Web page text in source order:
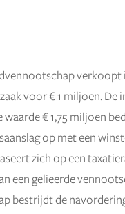
verkoopt
voor € 1 miljoen. De
waarde € 1,75 miljoen
op met een
zich op een
een gelieerde
bestrijdt de